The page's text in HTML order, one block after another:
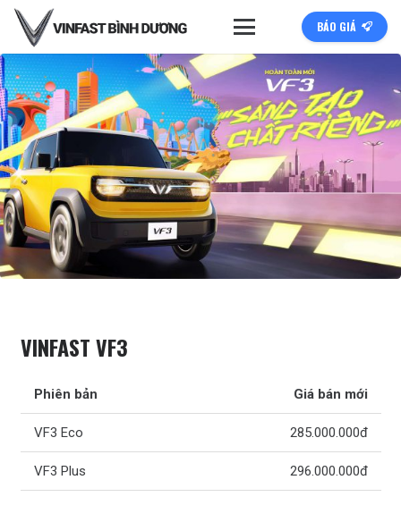
BÁO GIÁ
VINFAST VF3
Phiên bản Giá bán mới
VF3 Eco 285.000.000đ
VF3 Plus 296.000.000đ